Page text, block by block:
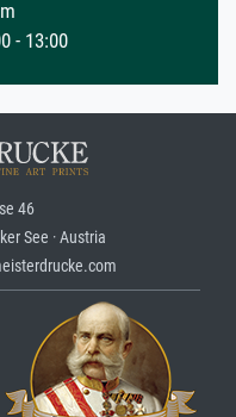
- 13:00
46
See · Austria